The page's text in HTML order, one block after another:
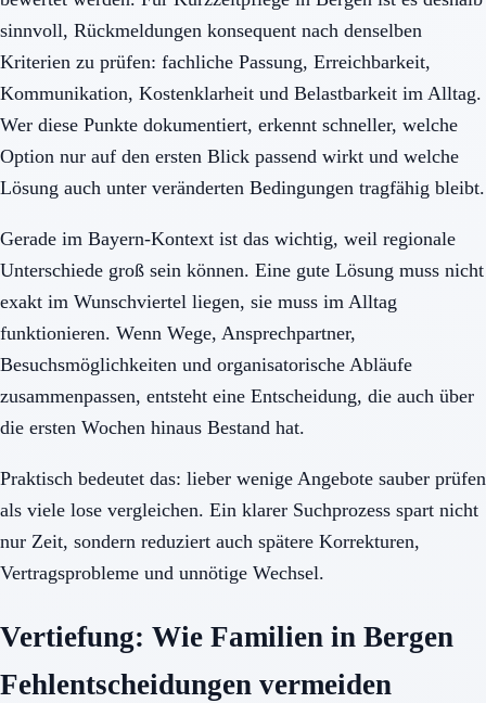
sinnvoll, Rückmeldungen konsequent nach denselben
Kriterien zu prüfen: fachliche Passung, Erreichbarkeit,
Kommunikation, Kostenklarheit und Belastbarkeit im Alltag.
Wer diese Punkte dokumentiert, erkennt schneller, welche
Option nur auf den ersten Blick passend wirkt und welche
Lösung auch unter veränderten Bedingungen tragfähig bleibt.
Gerade im Bayern-Kontext ist das wichtig, weil regionale
Unterschiede groß sein können. Eine gute Lösung muss nicht
exakt im Wunschviertel liegen, sie muss im Alltag
funktionieren. Wenn Wege, Ansprechpartner,
Besuchsmöglichkeiten und organisatorische Abläufe
zusammenpassen, entsteht eine Entscheidung, die auch über
die ersten Wochen hinaus Bestand hat.
Praktisch bedeutet das: lieber wenige Angebote sauber prüfen
als viele lose vergleichen. Ein klarer Suchprozess spart nicht
nur Zeit, sondern reduziert auch spätere Korrekturen,
Vertragsprobleme und unnötige Wechsel.
Vertiefung: Wie Familien in Bergen
Fehlentscheidungen vermeiden